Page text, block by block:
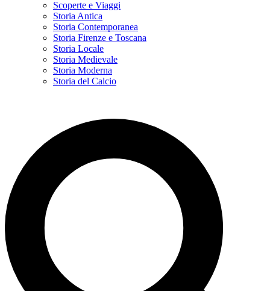
Scoperte e Viaggi
Storia Antica
Storia Contemporanea
Storia Firenze e Toscana
Storia Locale
Storia Medievale
Storia Moderna
Storia del Calcio